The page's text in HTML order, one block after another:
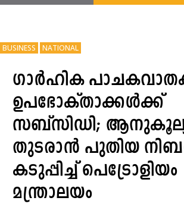
BUSINESS NATIONAL
ഗാർഹിക
ഉപഭോക്താക്കൾക്ക്
സബ്‌സിഡി;
തുടരാൻ പുതിയ
കടുപ്പിച്ച് പെട്രോളിയം
മന്ത്രാലയം